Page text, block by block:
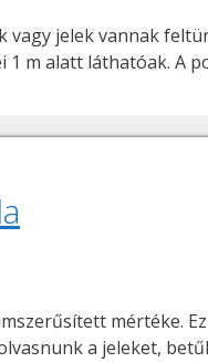
vagy jelek vannak
1 m alatt láthatóak. A
mértéke.
a jeleket,